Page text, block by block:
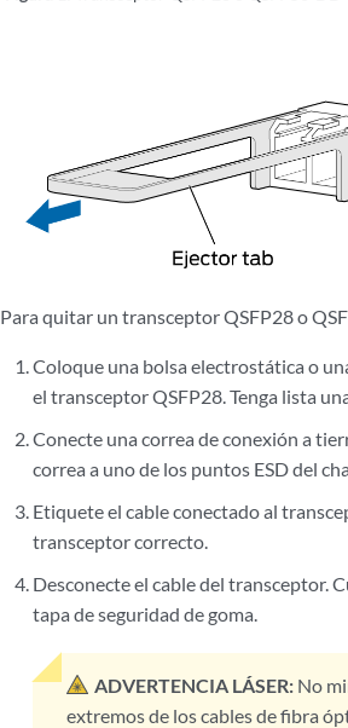
Para quitar un transceptor QSFP28 o
Coloque una bolsa electrostática o
el transceptor QSFP28. Tenga lista
Conecte una correa de conexión a
correa a uno de los puntos ESD del
Etiquete el cable conectado al
transceptor correcto.
Desconecte el cable del transceptor.
tapa de seguridad de goma.
ADVERTENCIA LÁSER: No
extremos de los cables de fibra